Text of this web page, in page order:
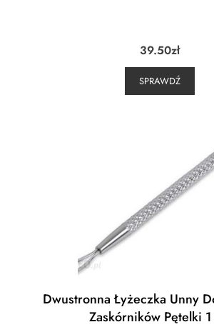
39.50zł
SPRAWDŹ
Dwustronna Łyżeczka Unny
Zaskórników Pętelki